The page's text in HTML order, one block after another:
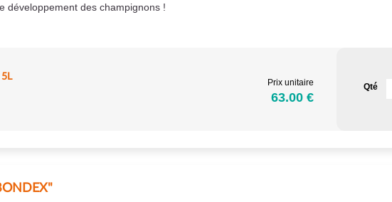
développement des champignons !
Prix unitaire
63.00 €
Qté